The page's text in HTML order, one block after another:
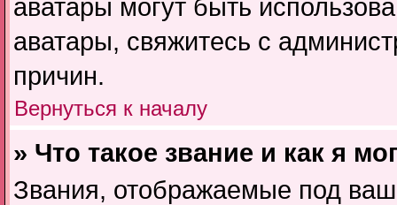
аватары могут быть
аватары, свяжитесь с
причин.
Вернуться к началу
» Что такое звание и как я
Звания, отображаемые под